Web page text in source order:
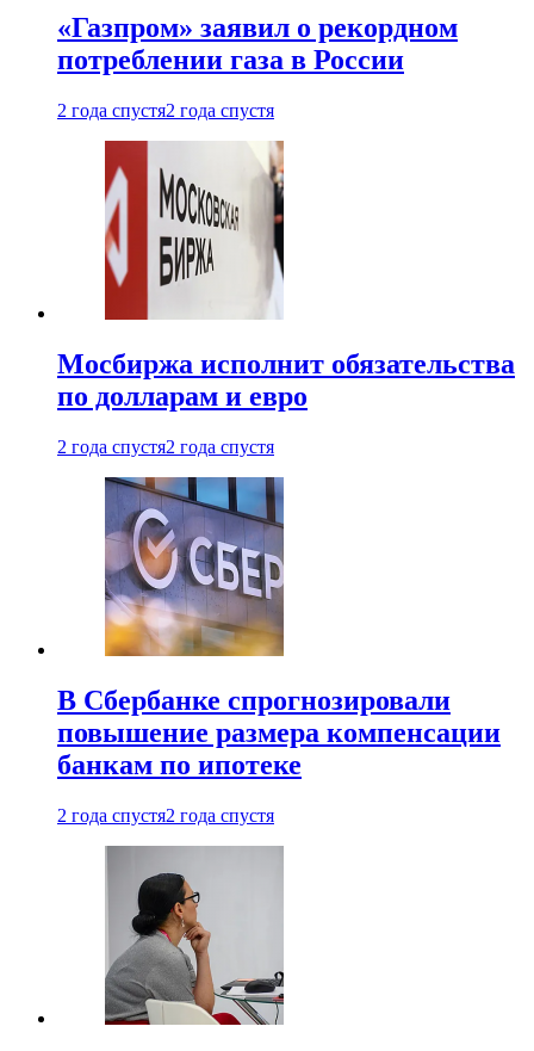
«Газпром» заявил о рекордном
потреблении газа в России
2 года спустя2 года спустя
Мосбиржа исполнит обязательства
по долларам и евро
2 года спустя2 года спустя
В Сбербанке спрогнозировали
повышение размера компенсации
банкам по ипотеке
2 года спустя2 года спустя